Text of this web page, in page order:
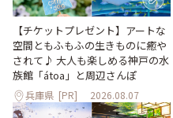
【チケットプレゼント】アートな
空間ともふもふの生きものに癒や
されて♪ 大人も楽しめる神戸の水
族館「átoa」と周辺さんぽ
兵庫県 [PR] 2026.08.07